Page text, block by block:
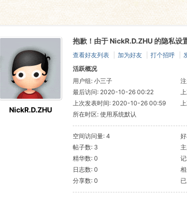
索
NickR.D.ZHU
抱歉！由于 NickR.D.ZHU 的隐私设
查看好友列表 加为好友 打个招呼
活跃概况
用户组: 小三子
最后访问: 2020-10-26 00:22
上次发表时间: 2020-10-26 00:59
所在时区: 使用系统默认
空间访问量: 4
帖子数: 3
精华数: 0
日志数: 0
分享数: 0